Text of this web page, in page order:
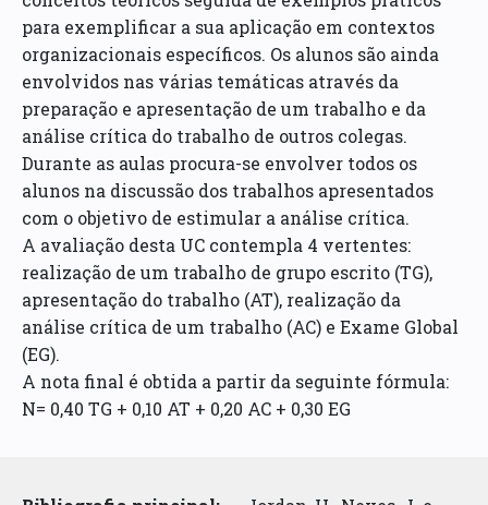
para exemplificar a sua aplicação em contextos
organizacionais específicos. Os alunos são ainda
envolvidos nas várias temáticas através da
preparação e apresentação de um trabalho e da
análise crítica do trabalho de outros colegas.
Durante as aulas procura-se envolver todos os
alunos na discussão dos trabalhos apresentados
com o objetivo de estimular a análise crítica.
A avaliação desta UC contempla 4 vertentes:
realização de um trabalho de grupo escrito (TG),
apresentação do trabalho (AT), realização da
análise crítica de um trabalho (AC) e Exame Global
(EG).
A nota final é obtida a partir da seguinte fórmula:
N= 0,40 TG + 0,10 AT + 0,20 AC + 0,30 EG